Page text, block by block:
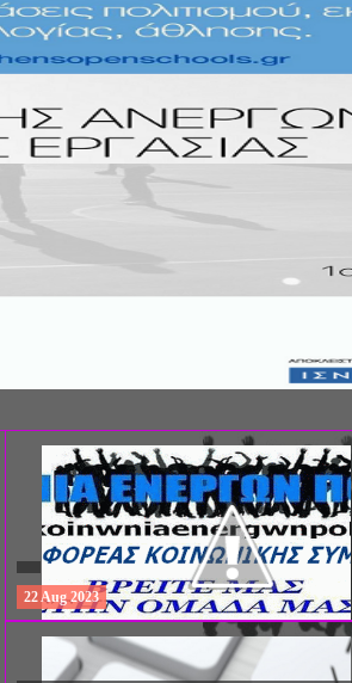
ΣΥΝΕΔΡΙΟ: «ΚΟΙΝΩΝΙΚΕΣ ΠΤΥΧΕΣ ΤΗΣ
ΦΡΟΝΤΙΔΑΣ», ΑΠΟ ΤΗΝ ΕΤΑΙΡΙΑ ΚΟΙΝΩΝΙΚΗΣ
ΨΥΧΙΑΤΡΙΚΗΣ Π. ΣΑΚΕΛΛΑΡΟΠΟΥΛΟΣ ΚΑΙ ΤΟ
EΥΡΩΠΑΪΚΟ ΔΙΚΤΥΟ ΦΟΡΕΩΝ ΨΥΧΙΚΗΣ
ΥΓΕΙΑΣ ΑSKLEPIOS
22Aug 2023